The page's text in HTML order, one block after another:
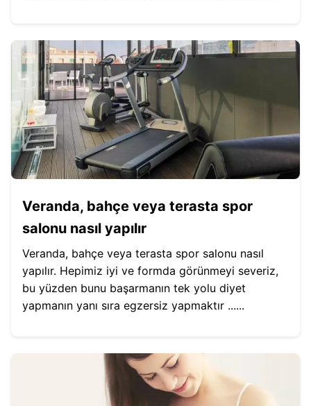
Veranda, bahçe veya terasta spor
salonu nasıl yapılır
Veranda, bahçe veya terasta spor salonu nasıl
yapılır. Hepimiz iyi ve formda görünmeyi severiz,
bu yüzden bunu başarmanın tek yolu diyet
yapmanın yanı sıra egzersiz yapmaktır ......